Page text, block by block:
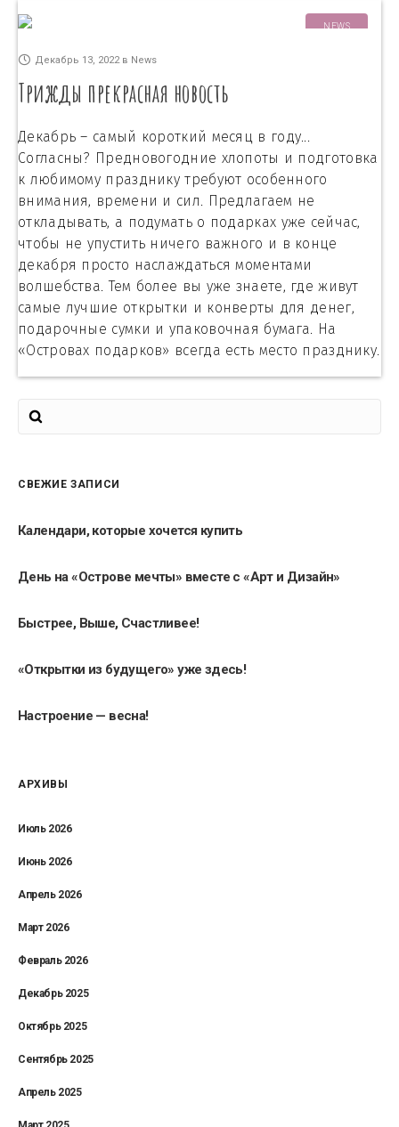
NEWS
Декабрь 13, 2022 в News
Трижды прекрасная новость
Декабрь – самый короткий месяц в году...
Согласны? Предновогодние хлопоты и подготовка
к любимому празднику требуют особенного
внимания, времени и сил. Предлагаем не
откладывать, а подумать о подарках уже сейчас,
чтобы не упустить ничего важного и в конце
декабря просто наслаждаться моментами
волшебства. Тем более вы уже знаете, где живут
самые лучшие открытки и конверты для денег,
подарочные сумки и упаковочная бумага. На
«Островах подарков» всегда есть место празднику.
СВЕЖИЕ ЗАПИСИ
Календари, которые хочется купить
День на «Острове мечты» вместе с «Арт и Дизайн»
Быстрее, Выше, Счастливее!
«Открытки из будущего» уже здесь!
Настроение — весна!
АРХИВЫ
Июль 2026
Июнь 2026
Апрель 2026
Март 2026
Февраль 2026
Декабрь 2025
Октябрь 2025
Сентябрь 2025
Апрель 2025